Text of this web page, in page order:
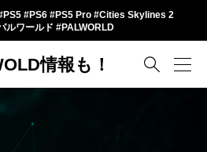
#PS6 #PS5 Pro #Cities Skylines 2
ルワールド #PALWORLD
情報も！ 